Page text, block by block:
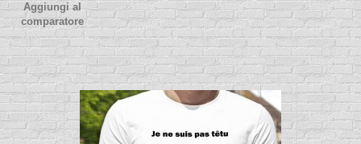
Aggiungi al
comparatore